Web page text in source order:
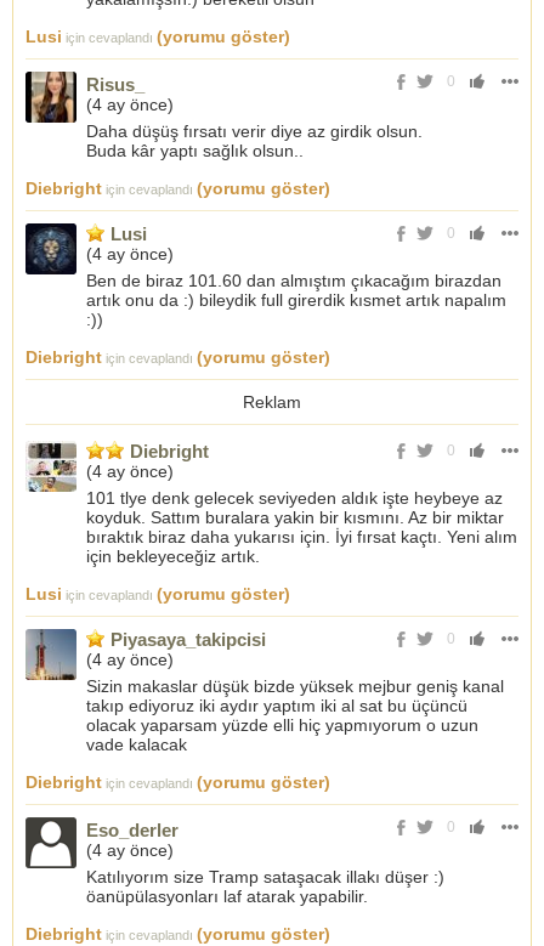
Lusi için cevaplandı (yorumu göster)
0
Risus_
(4 ay önce)
Daha düşüş fırsatı verir diye az girdik olsun.
Buda kâr yaptı sağlık olsun..
Diebright için cevaplandı (yorumu göster)
0
Lusi
(4 ay önce)
Ben de biraz 101.60 dan almıştım çıkacağım birazdan
artık onu da :) bileydik full girerdik kısmet artık napalım
:))
Diebright için cevaplandı (yorumu göster)
Reklam
0
Diebright
(4 ay önce)
101 tlye denk gelecek seviyeden aldık işte heybeye az
koyduk. Sattım buralara yakin bir kısmını. Az bir miktar
bıraktık biraz daha yukarısı için. İyi fırsat kaçtı. Yeni alım
için bekleyeceğiz artık.
Lusi için cevaplandı (yorumu göster)
0
Piyasaya_takipcisi
(4 ay önce)
Sizin makaslar düşük bizde yüksek mejbur geniş kanal
takıp ediyoruz iki aydır yaptım iki al sat bu üçüncü
olacak yaparsam yüzde elli hiç yapmıyorum o uzun
vade kalacak
Diebright için cevaplandı (yorumu göster)
0
Eso_derler
(4 ay önce)
Katılıyorım size Tramp sataşacak illakı düşer :)
öanüpülasyonları laf atarak yapabilir.
Diebright için cevaplandı (yorumu göster)